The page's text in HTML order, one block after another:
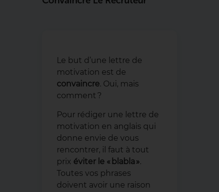
Le but d’une lettre de
motivation est de
convaincre. Oui, mais
comment ?
Pour rédiger une lettre de
motivation en anglais qui
donne envie de vous
rencontrer, il faut à tout
prix éviter le « blabla ».
Toutes vos phrases
doivent avoir une raison